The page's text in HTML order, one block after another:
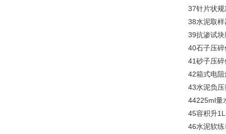
37针片状
38水泥取
39抗渗试
40石子压碎
41砂子压碎
42箱式电
43水泥负
44225ml量
45容积升
46水泥软